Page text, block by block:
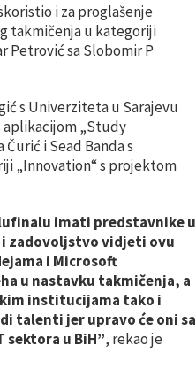
i za proglašenje
takmičenja u kategoriji
Petrović sa Slobomir P
s Univerziteta u Sarajevu
aplikacijom „Study
i Sead Banda s
„Innovation“ s projektom
imati predstavnike u
i zadovoljstvo vidjeti ovu
i Microsoft
u nastavku takmičenja, a
institucijama tako i
talenti jer upravo će oni sa
u BiH”, rekao je